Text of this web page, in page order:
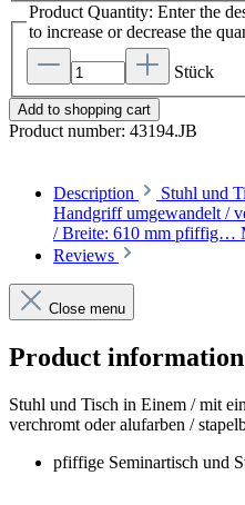
Product Quantity: Enter the
to increase or decrease the
Stück
Add to shopping cart
Product number: 43194.JB
Description
Stuhl und
Handgriff umgewandelt /
/ Breite: 610 mm pfiffig…
Reviews
Close menu
Product
Stuhl und Tisch in Einem / mit
verchromt oder alufarben /
pfiffige Seminartisch und